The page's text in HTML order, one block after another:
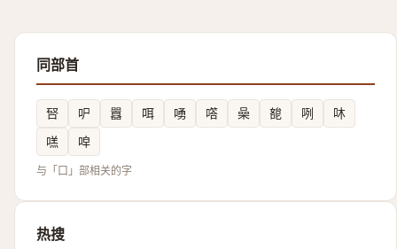
同部首
唘 㕧 囂 咡 㗈 㗳 喿 㗠 咧
㕲
㗝
唕
与「口」部相关的字
热搜